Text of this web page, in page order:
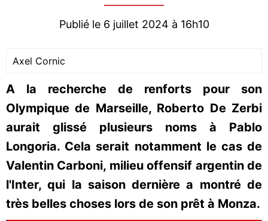
Publié le 6 juillet 2024 à 16h10
Axel Cornic
A la recherche de renforts pour son
Olympique de Marseille, Roberto De Zerbi
aurait glissé plusieurs noms à Pablo
Longoria. Cela serait notamment le cas de
Valentin Carboni, milieu offensif argentin de
l'Inter, qui la saison dernière a montré de
très belles choses lors de son prêt à Monza.